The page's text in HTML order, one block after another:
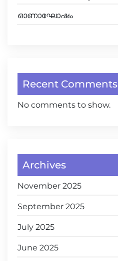
ഓണാഘോഷം
Recent Comments
No comments to show.
Archives
November 2025
September 2025
July 2025
June 2025